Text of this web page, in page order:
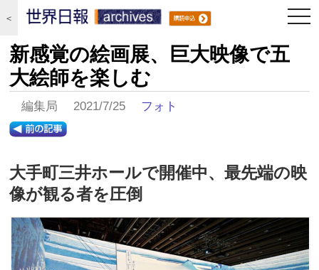
＜
新感覚の絵画展、巨大映像で五
大絵師を楽しむ
編集局 2021/7/25 フォト
大手町三井ホールで開催中、最先端の映
像が観る者を圧倒